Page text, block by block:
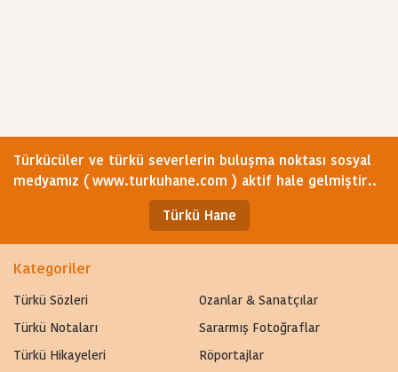
Türkücüler ve türkü severlerin buluşma noktası sosyal
medyamız ( www.turkuhane.com ) aktif hale gelmiştir..
Türkü Hane
Kategoriler
Türkü Sözleri
Ozanlar & Sanatçılar
Türkü Notaları
Sararmış Fotoğraflar
Türkü Hikayeleri
Röportajlar